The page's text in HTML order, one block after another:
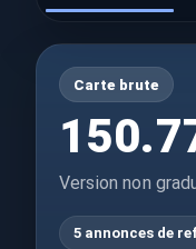
Carte brute
Version non
5 annonces de